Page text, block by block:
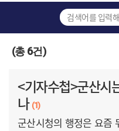
(총 6건)
<기자수첩>군산시
나 (1)
군산시청의 행정은 요즘